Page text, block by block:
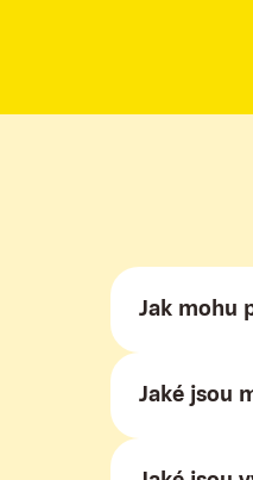
Jak mohu
sdílet náš
Jaké jsou